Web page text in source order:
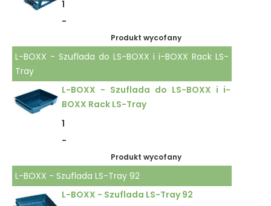
1
-
Produkt wycofany
L-BOXX - Szuflada do LS-BOXX i i-BOXX Rack LS-
Tray
L-BOXX - Szuflada do LS-BOXX i i-
BOXX Rack LS-Tray
1
-
Produkt wycofany
L-BOXX - Szuflada LS-Tray 92
L-BOXX - Szuflada LS-Tray 92